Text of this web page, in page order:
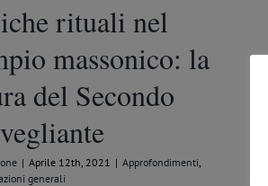
rituali nel
massonico: la
del Secondo
| Aprile 12th, 2021 | Approfondimenti
generali